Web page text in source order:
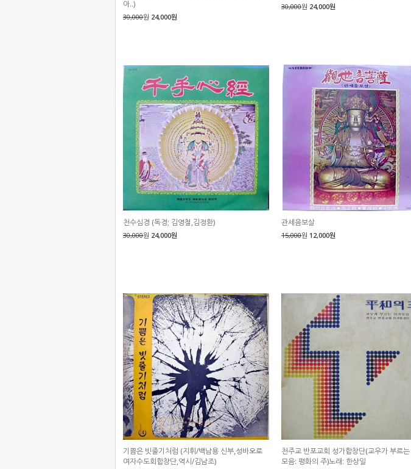
아..)
30,000원 24,000원
30,000원 24,000원
천수심경 (독경; 김영철,김정환)
30,000원 24,000원
관세음보살
15,000원 12,000원
기쁨은 빗줄기처럼 (지휘/백남용 신부,성바오로
여자수도회합창단,역시/김남조)
천주교 반포교회 성가합창단(교우가 부르
모음: 평화의 주)노래: 한상일